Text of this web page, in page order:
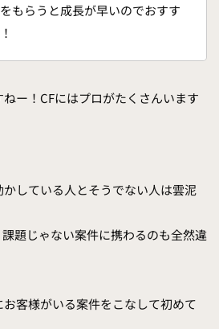
もらうと成長が早いのでおすす
ー！CFにはプロがたくさんいます
している人とそうでない人は雲泥
題じゃない案件に携わるのも全然違
客様がいる案件をこなして初めて